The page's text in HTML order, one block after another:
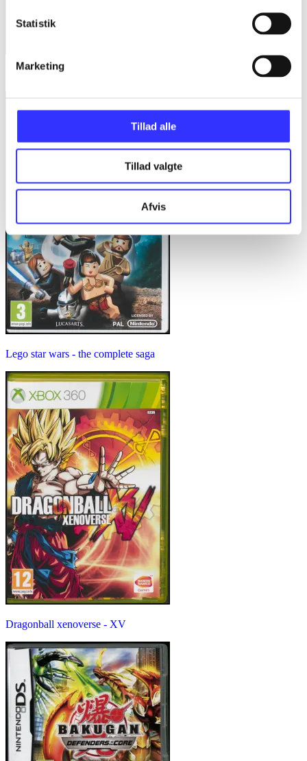
Statistik
Marketing
Tillad alle
Tillad valgte
Afvis
Naruto Shippuden - ultimate ninja storm generations
Lego star wars - the complete saga
Dragonball xenoverse - XV